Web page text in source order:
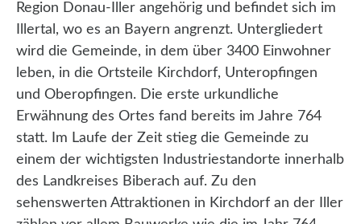
Region Donau-Iller angehörig und befindet sich im
Illertal, wo es an Bayern angrenzt. Untergliedert
wird die Gemeinde, in dem über 3400 Einwohner
leben, in die Ortsteile Kirchdorf, Unteropfingen
und Oberopfingen. Die erste urkundliche
Erwähnung des Ortes fand bereits im Jahre 764
statt. Im Laufe der Zeit stieg die Gemeinde zu
einem der wichtigsten Industriestandorte innerhalb
des Landkreises Biberach auf. Zu den
sehenswerten Attraktionen in Kirchdorf an der Iller